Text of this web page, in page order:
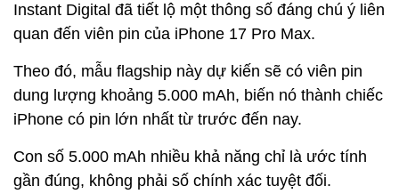
Instant Digital đã tiết lộ một thông số đáng chú ý liên
quan đến viên pin của iPhone 17 Pro Max.
Theo đó, mẫu flagship này dự kiến sẽ có viên pin
dung lượng khoảng 5.000 mAh, biến nó thành chiếc
iPhone có pin lớn nhất từ trước đến nay.
Con số 5.000 mAh nhiều khả năng chỉ là ước tính
gần đúng, không phải số chính xác tuyệt đối.